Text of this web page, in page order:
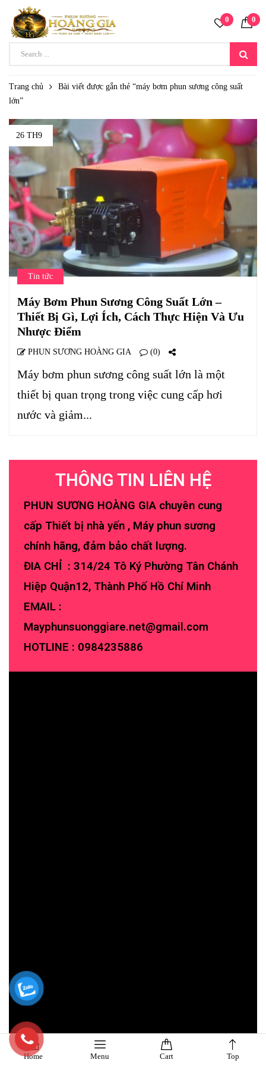
0 0
Home Menu Cart Top
Trang chủ
Bài viết được gắn thẻ “máy bơm phun sương công suất
lớn”
26 TH9
Tin tức
Máy Bơm Phun Sương Công Suất Lớn –
Thiết Bị Gì, Lợi Ích, Cách Thực Hiện Và Ưu
Nhược Điểm
PHUN SƯƠNG HOÀNG GIA (0)
Máy bơm phun sương công suất lớn là một
thiết bị quan trọng trong việc cung cấp hơi
nước và giảm...
THÔNG TIN LIÊN HỆ
PHUN SƯƠNG HOÀNG GIA chuyên cung
cấp Thiết bị nhà yến , Máy phun sương
chính hãng, đảm bảo chất lượng.
ĐIA CHỈ : 314/24 Tô Ký Phường Tân Chánh
Hiệp Quận12, Thành Phố Hồ Chí Minh
EMAIL :
Mayphunsuonggiare.net@gmail.com
HOTLINE : 0984235886